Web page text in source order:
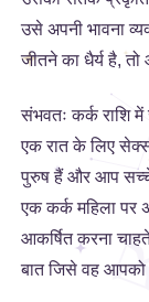
उसे अपनी भावना
जीतने का धैर्य है,
संभवतः कर्क राशि
एक रात के लिए सेक्स
पुरुष हैं और आप सच्चे
एक कर्क महिला पर
आकर्षित करना
बात जिसे वह आपको